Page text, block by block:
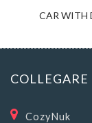
CAR WITH
COLLEGARE
CozyNuk